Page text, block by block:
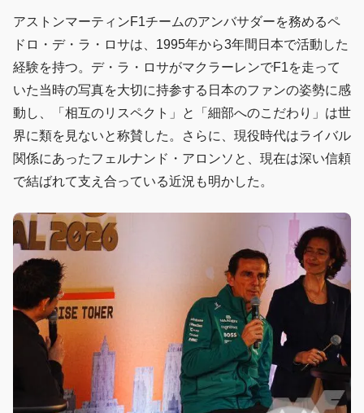
アストンマーティンF1チームのアンバサダーを務めるペ
ドロ・デ・ラ・ロサは、1995年から3年間日本で活動した
経験を持つ。デ・ラ・ロサがマクラーレンでF1を走って
いた当時の写真を大切に持参する日本のファンの姿勢に感
動し、「相互のリスペクト」と「細部へのこだわり」は世
界に類を見ないと称賛した。さらに、現役時代はライバル
関係にあったフェルナンド・アロンソと、現在は深い信頼
で結ばれて支え合っている近況も明かした。